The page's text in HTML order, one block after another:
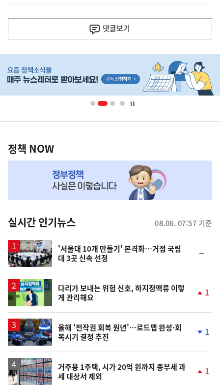
다
음
기
댓글보기
단
영
책
NOW,
뉴
스
정책 NOW
실시간 인기뉴스 08.06. 07:57 기준
'서울대 10개 만들기' 본격화…거점 국립
대 3곳 신속 선정
일
다리가 보내는 위험 신호, 하지정맥류 이렇
게 관리해요
1
올해 '전작권 회복 원년'…로드맵 완성·회
복시기 결정 추진
1
거주용 1주택, 시가 20억 원까지 종부세 과
세 대상서 제외
1